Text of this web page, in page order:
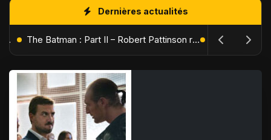
Dernières actualités
L'Âge de Glace : Le Réveil du Volcan – Manny, Sid et Diego de retour pour une aventure explosive The Batman : Part II – Robert Pattinson replonge dans les ténèbres de Gotham dès octobre 2027